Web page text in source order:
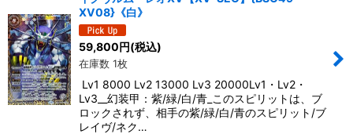
XV08}《白》
59,800円(税込)
在庫数 1枚
Lv1 8000 Lv2 13000 Lv3 20000Lv1・Lv2・
Lv3__幻装甲：紫/緑/白/青_このスピリットは、ブ
ロックされず、相手の紫/緑/白/青のスピリット/ブ
レイヴ/ネク…